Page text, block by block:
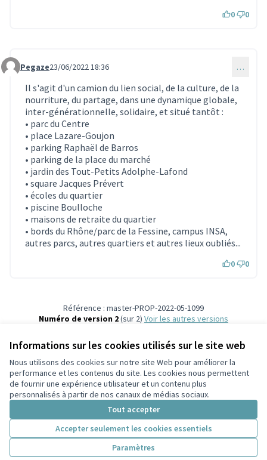
Informations sur les cookies utilisés sur le site web
Nous utilisons des cookies sur notre site Web pour améliorer la
performance et les contenus du site. Les cookies nous permettent
de fournir une expérience utilisateur et un contenu plus
personnalisés à partir de nos canaux de médias sociaux.
Tout accepter
Accepter seulement les cookies essentiels
Paramètres
0 0
Commentaire 1874
Pegaze23/06/2022 18:36 …
Il s'agit d'un camion du lien social, de la culture, de la
nourriture, du partage, dans une dynamique globale,
inter-générationnelle, solidaire, et situé tantôt :
• parc du Centre
• place Lazare-Goujon
• parking Raphaël de Barros
• parking de la place du marché
• jardin des Tout-Petits Adolphe-Lafond
• square Jacques Prévert
• écoles du quartier
• piscine Boulloche
• maisons de retraite du quartier
• bords du Rhône/parc de la Fessine, campus INSA,
autres parcs, autres quartiers et autres lieux oubliés...
0 0
Référence : master-PROP-2022-05-1099
Numéro de version 2(sur 2)
voir les autres versions
Conditions d'utilisation
Paramètres des cookies
Participez Villeurbanne sur X
(Lien externe)
Participez Villeurbanne sur Facebook
Participez Villeurbanne sur Instagram
Participez Villeurbanne sur YouTube
(Lien externe)
Site réalisé grâce aulogiciel libre Decidim .
Licence
(Lien